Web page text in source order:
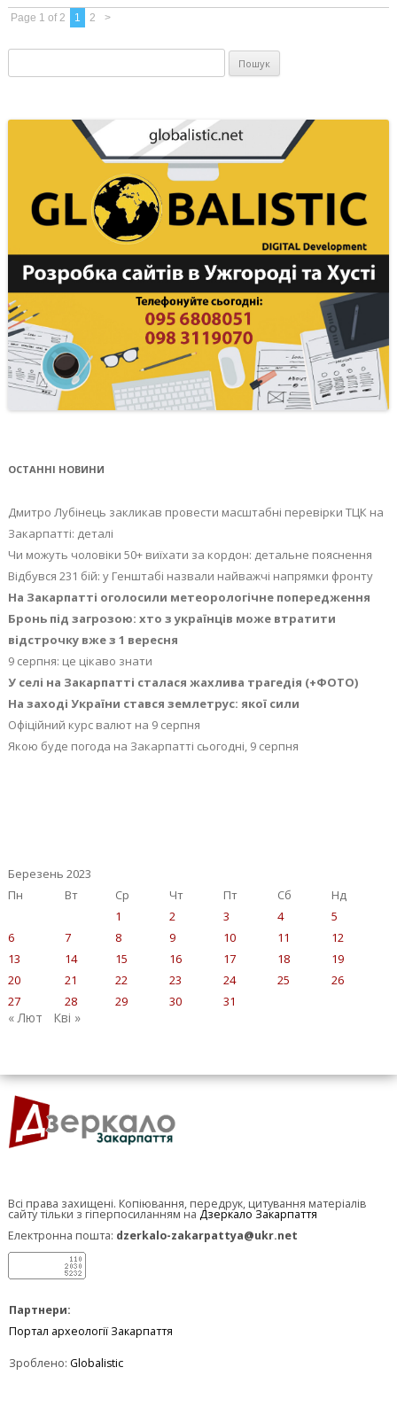
Page 1 of 2 1 2 >
ОСТАННІ НОВИНИ
Дмитро Лубінець закликав провести масштабні перевірки ТЦК на
Закарпатті: деталі
Чи можуть чоловіки 50+ виїхати за кордон: детальне пояснення
Відбувся 231 бій: у Генштабі назвали найважчі напрямки фронту
На Закарпатті оголосили метеорологічне попередження
Бронь під загрозою: хто з українців може втратити
відстрочку вже з 1 вересня
9 серпня: це цікаво знати
У селі на Закарпатті сталася жахлива трагедія (+ФОТО)
На заході України стався землетрус: якої сили
Офіційний курс валют на 9 серпня
Якою буде погода на Закарпатті сьогодні, 9 серпня
Березень 2023
Пн
Вт Ср Чт Пт Сб
Нд
1
2 3 4
5
6
7 8 9 10 11
12
13
14 15 16 17 18
19
20
21 22 23 24 25
26
27
28 29 30 31
« Лют Кві »
Всі права захищені. Копіювання, передрук, цитування матеріалів
сайту тільки з гіперпосиланням на Дзеркало Закарпаття
Електронна пошта: dzerkalo-zakarpattya@ukr.net
Партнери:
Портал археології Закарпаття
Зроблено: Globalistic